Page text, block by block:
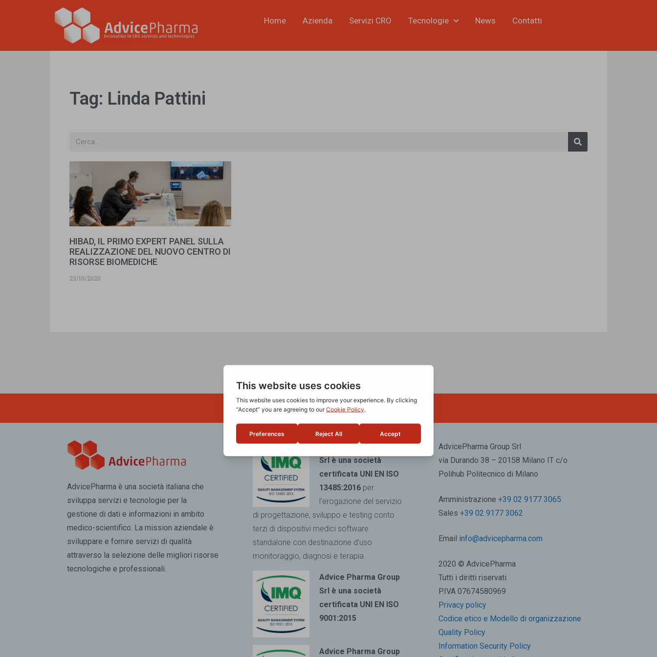
Home Azienda Servizi CRO Tecnologie News Contatti
Tag: Linda Pattini
HIBAD, IL PRIMO EXPERT PANEL SULLA
REALIZZAZIONE DEL NUOVO CENTRO DI
RISORSE BIOMEDICHE
23/10/2020
AdvicePharma è una società italiana che
sviluppa servizi e tecnologie per la
gestione di dati e informazioni in ambito
medico-scientifico. La mission aziendale è
sviluppare e fornire servizi di qualità
attraverso la selezione delle migliori risorse
tecnologiche e professionali.
Advice Pharma Group
Srl è una società
certificata UNI EN ISO
13485:2016per
l’erogazione del servizio
di progettazione, sviluppo e testing conto
terzi di dispositivi medici software
standalone con destinazione d’uso
monitoraggio, diagnosi e terapia.
Advice Pharma Group
Srl è una società
certificata UNI EN ISO
9001:2015
Advice Pharma Group
AdvicePharma Group Srl
via Durando 38 – 20158 Milano IT c/o
Polihub Politecnico di Milano
Amministrazione +39 02 9177 3065
Sales +39 02 9177 3062
Email info@advicepharma.com
2020 © AdvicePharma
Tutti i diritti riservati
P.IVA 07674580969
Privacy policy
Codice etico e Modello di organizzazione
Quality Policy
Information Security Policy